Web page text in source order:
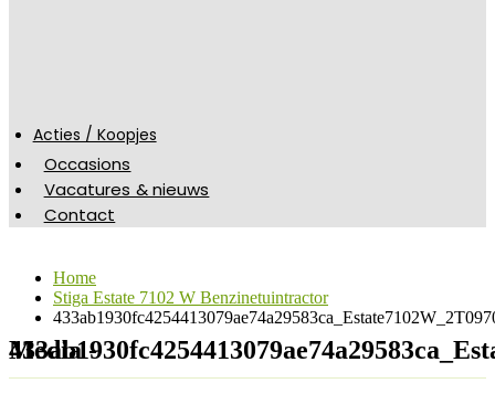
Acties / Koopjes
Occasions
Vacatures & nieuws
Contact
Home
Stiga Estate 7102 W Benzinetuintractor
Media -